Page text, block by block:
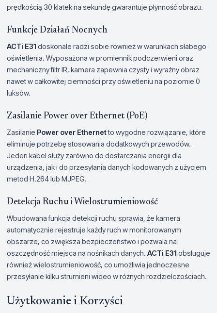
prędkością 30 klatek na sekundę gwarantuje płynność obrazu.
Funkcje Działań Nocnych
ACTi E31 doskonale radzi sobie również w warunkach słabego
oświetlenia. Wyposażona w promiennik podczerwieni oraz
mechaniczny filtr IR, kamera zapewnia czysty i wyraźny obraz
nawet w całkowitej ciemności przy oświetleniu na poziomie 0
luksów.
Zasilanie Power over Ethernet (PoE)
Zasilanie Power over Ethernetto wygodne rozwiązanie, które
eliminuje potrzebę stosowania dodatkowych przewodów.
Jeden kabel służy zarówno do dostarczania energii dla
urządzenia, jak i do przesyłania danych kodowanych z użyciem
metod H.264 lub MJPEG.
Detekcja Ruchu i Wielostrumieniowość
Wbudowana funkcja detekcji ruchu sprawia, że kamera
automatycznie rejestruje każdy ruch w monitorowanym
obszarze, co zwiększa bezpieczeństwo i pozwala na
oszczędność miejsca na nośnikach danych. ACTi E31 obsługuje
również wielostrumieniowość, co umożliwia jednoczesne
przesyłanie kilku strumieni wideo w różnych rozdzielczościach.
Użytkowanie i Korzyści